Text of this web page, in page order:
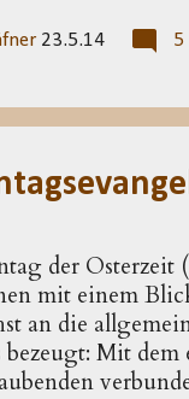
seiner irdischen
nachösterliche
denen
23.5.14 5
der Osterzeit
mit einem
an die
bezeugt: Mit